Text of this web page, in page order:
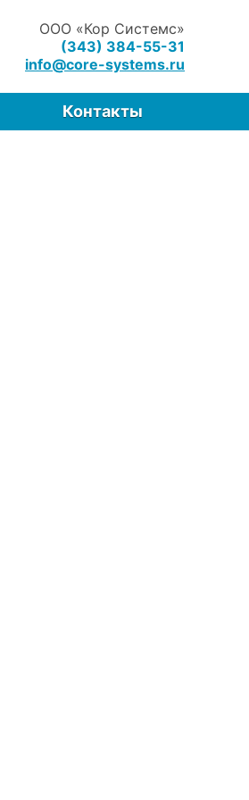
ООО «Кор Системс»
(343) 384-55-31
info@core-systems.ru
Контакты